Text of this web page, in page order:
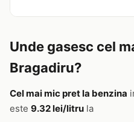
Unde gasesc cel
Bragadiru?
Cel mai mic pret la benzina
este 9.32 lei/litru la